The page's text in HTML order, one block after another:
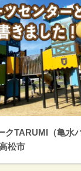
クTARUMI（亀水
松市